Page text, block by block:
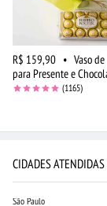
R$ 159,90 • Vaso
para Presente e
(1165)
CIDADES ATENDIDAS
São Paulo